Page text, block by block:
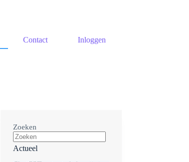
Contact Inloggen
Zoeken
Actueel